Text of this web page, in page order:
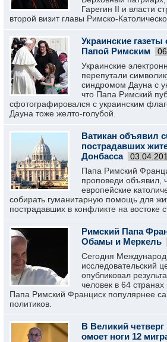
Гарегин II и власти
второй визит главы Римско-
Украинские
Папой Римским
Украинские
перепутали
синдромом Дауна с
что Папа Римский
сфотографировался с украинским
Дауна тоже желто-голубой.
Ватикан объявил
пострадавших
Донбасса
Папа Римский
проповеди объявил,
европейские
собирать гуманитарную помощь для
пострадавших в конфликте на востоке
Римский Папа
Обамы и Меркель
Сегодня
исследовательский
опубликовал
человек в 64
Папа Римский Франциск популярнее
политиков.
В Великий
омоет ноги 12